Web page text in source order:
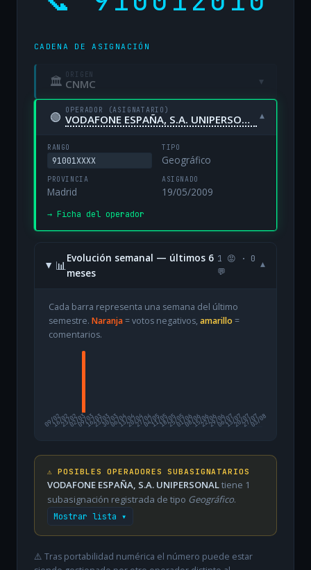
CADENA DE ASIGNACIÓN
🏛 ORIGEN
CNMC ▾
🟢 OPERADOR (ASIGNATARIO)
VODAFONE ESPAÑA, S.A. UNIPERSONAL ▾
RANGO
91001XXXX
TIPO
Geográfico
PROVINCIA
Madrid
ASIGNADO
19/05/2009
→ Ficha del operador
📊
Evolución semanal — últimos 6
meses
1 😡 · 0
💬
▾
Cada barra representa una semana del último
semestre. Naranja= votos negativos, amarillo =
comentarios.
09/02
16/0223/0202/0309/0316/0323/0330/0306/0413/0420/0427/0404/0511/0518/0525/0501/0608/0615/0622/0629/0606/0713/0720/0727/07
03/08
⚠️ POSIBLES OPERADORES SUBASIGNATARIOS
VODAFONE ESPAÑA, S.A. UNIPERSONALtiene 1
subasignación registrada de tipo Geográfico.
Mostrar lista ▾
⚠️ Tras portabilidad numérica el número puede estar